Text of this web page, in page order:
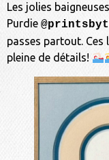
Les jolies
Purdie
passes partout.
pleine de détails!